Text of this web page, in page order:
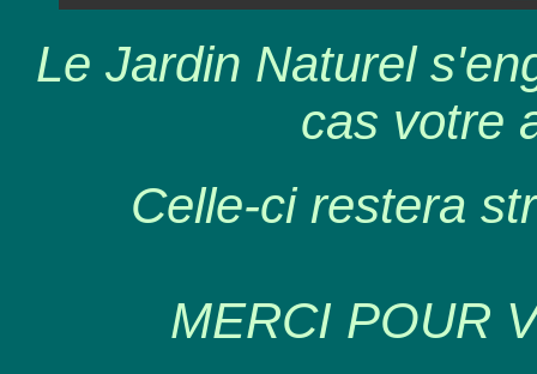
Le Jardin Naturel
cas votre
Celle-ci restera
MERCI POUR